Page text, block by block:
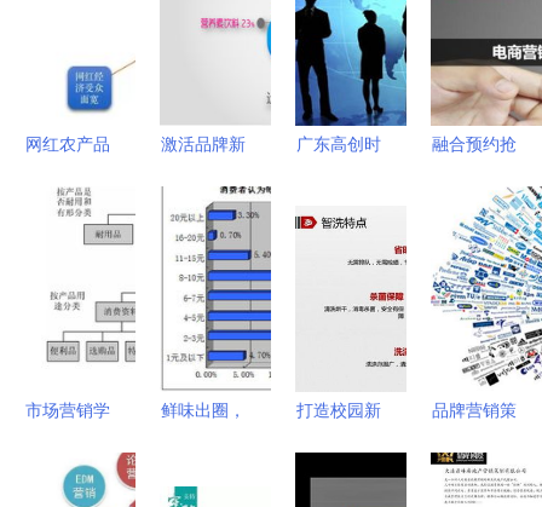
营销策划的
完美融合
召开，共绘
效会议与展
览
销策划
网红农产品
展报告（中
为什么这样
红——营销
企划与市场
引爆之道
激活品牌新
哈2013-
2016年度
市场营销策
划方案暨会
议展览服务
蓝图
广东高创时
销策划与会
的专业之
惠价格一览
融合预约抢
览 电商营
销产品策划
新路径
市场营销学
市场营销策
鲜味出圈，
休闲海产品
打造校园新
质洗衣服务
品牌营销策
会议与展览